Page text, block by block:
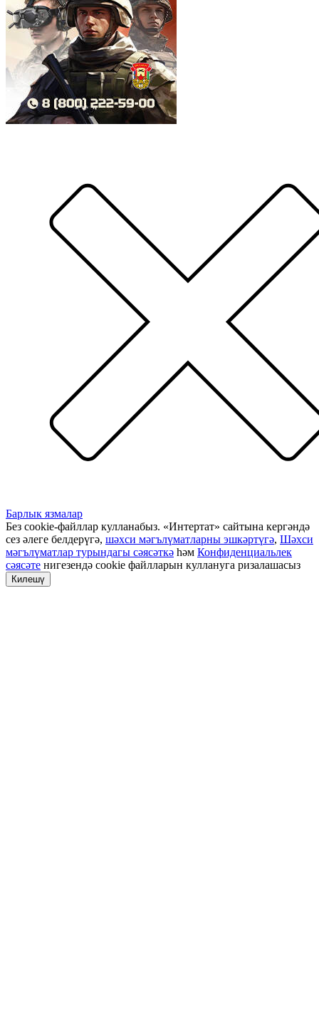
Барлык язмалар
Без cookie-файллар кулланабыз. «Интертат» сайтына кергәндә
сез әлеге белдерүгә, шәхси мәгълүматларны эшкәртүгә, Шәхси
мәгълүматлар турындагы сәясәткә һәм Конфиденциальлек
сәясәте нигезендә cookie файлларын куллануга ризалашасыз
Килешү